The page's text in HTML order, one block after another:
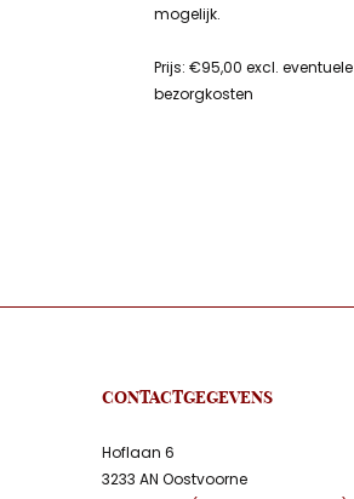
mogelijk.
Prijs: €95,00 excl. eventuele
bezorgkosten
CONTACTGEGEVENS
Hoflaan 6
3233 AN Oostvoorne